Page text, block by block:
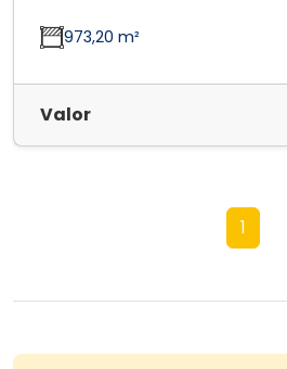
973,20 m²
Valor
1